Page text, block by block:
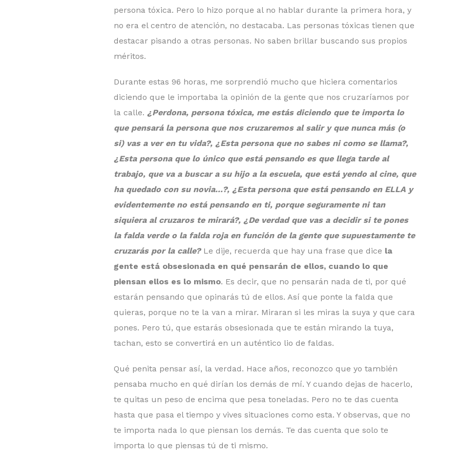
persona tóxica. Pero lo hizo porque al no hablar durante la primera hora, y
no era el centro de atención, no destacaba. Las personas tóxicas tienen que
destacar pisando a otras personas. No saben brillar buscando sus propios
méritos.
Durante estas 96 horas, me sorprendió mucho que hiciera comentarios
diciendo que le importaba la opinión de la gente que nos cruzaríamos por
la calle. ¿Perdona, persona tóxica, me estás diciendo que te importa lo
que pensará la persona que nos cruzaremos al salir y que nunca más (o
si) vas a ver en tu vida?, ¿Esta persona que no sabes ni como se llama?,
¿Esta persona que lo único que está pensando es que llega tarde al
trabajo, que va a buscar a su hijo a la escuela, que está yendo al cine, que
ha quedado con su novia…?, ¿Esta persona que está pensando en ELLA y
evidentemente no está pensando en ti, porque seguramente ni tan
siquiera al cruzaros te mirará?, ¿De verdad que vas a decidir si te pones
la falda verde o la falda roja en función de la gente que supuestamente te
cruzarás por la calle?Le dije, recuerda que hay una frase que dice la
gente está obsesionada en qué pensarán de ellos, cuando lo que
piensan ellos es lo mismo. Es decir, que no pensarán nada de ti, por qué
estarán pensando que opinarás tú de ellos. Así que ponte la falda que
quieras, porque no te la van a mirar. Miraran si les miras la suya y que cara
pones. Pero tú, que estarás obsesionada que te están mirando la tuya,
tachan, esto se convertirá en un auténtico lio de faldas.
Qué penita pensar así, la verdad. Hace años, reconozco que yo también
pensaba mucho en qué dirían los demás de mí. Y cuando dejas de hacerlo,
te quitas un peso de encima que pesa toneladas. Pero no te das cuenta
hasta que pasa el tiempo y vives situaciones como esta. Y observas, que no
te importa nada lo que piensan los demás. Te das cuenta que solo te
importa lo que piensas tú de ti mismo.